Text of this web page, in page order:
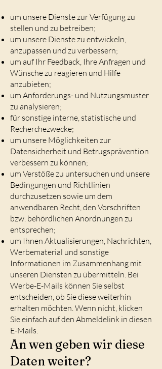
um unsere Dienste zur Verfügung zu
stellen und zu betreiben;
um unsere Dienste zu entwickeln,
anzupassen und zu verbessern;
um auf Ihr Feedback, Ihre Anfragen und
Wünsche zu reagieren und Hilfe
anzubieten;
um Anforderungs- und Nutzungsmuster
zu analysieren;
für sonstige interne, statistische und
Recherchezwecke;
um unsere Möglichkeiten zur
Datensicherheit und Betrugsprävention
verbessern zu können;
um Verstöße zu untersuchen und unsere
Bedingungen und Richtlinien
durchzusetzen sowie um dem
anwendbaren Recht, den Vorschriften
bzw. behördlichen Anordnungen zu
entsprechen;
um Ihnen Aktualisierungen, Nachrichten,
Werbematerial und sonstige
Informationen im Zusammenhang mit
unseren Diensten zu übermitteln. Bei
Werbe-E-Mails können Sie selbst
entscheiden, ob Sie diese weiterhin
erhalten möchten. Wenn nicht, klicken
Sie einfach auf den Abmeldelink in diesen
E-Mails.
An wen geben wir diese
Daten weiter?